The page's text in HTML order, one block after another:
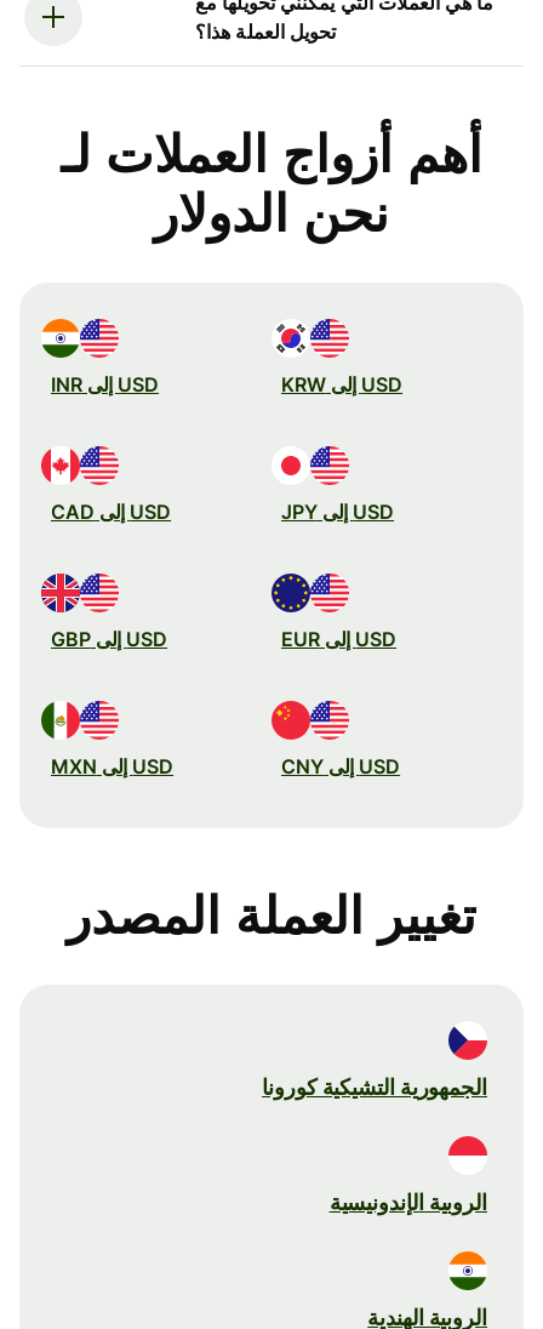
تحويل العملة هذا؟
أهم أزواج العملات لـ
نحن الدولار
USD إلى KRW USD إلى INR
USD إلى JPY USD إلى CAD
USD إلى EUR USD إلى GBP
USD إلى CNY USD إلى MXN
تغيير العملة المصدر
الجمهورية التشيكية كورونا
الروبية الإندونيسية
الروبية الهندية